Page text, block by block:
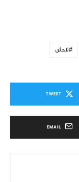
لاجئن
TWEET
EMAIL